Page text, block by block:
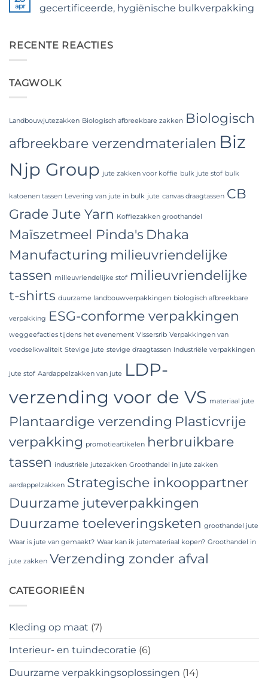
Weaving,
Packaging
The
Ultimate
PP
Woven
from
Supplier
Bangladesh
apr
gecertificeerde, hygiënische bulkverpakking
Food
Grade
High-
RECENTE REACTIES
TAGWOLK
Landbouwjutezakken Biologisch afbreekbare zakken Biologisch
afbreekbare verzendmaterialen Biz
Njp Group jute zakken voor koffie bulk jute stof bulk
katoenen tassen Levering van jute in bulk jute canvas draagtassen CB
Grade Jute Yarn Koffiezakken groothandel
Maïszetmeel Pinda's Dhaka
Manufacturing milieuvriendelijke
tassen milieuvriendelijke stof milieuvriendelijke
t-shirts duurzame landbouwverpakkingen biologisch afbreekbare
verpakking ESG-conforme verpakkingen
weggeefacties tijdens het evenement Vissersrib Verpakkingen van
voedselkwaliteit Stevige jute stevige draagtassen Industriële verpakkingen
jute stof Aardappelzakken van jute
LDP-
verzending voor de VS materiaal jute
Plantaardige verzending Plasticvrije
verpakking promotieartikelen herbruikbare
tassen industriële jutezakken Groothandel in jute zakken
aardappelzakken Strategische inkooppartner
Duurzame juteverpakkingen
Duurzame toeleveringsketen groothandel jute
Waar is jute van gemaakt? Waar kan ik jutemateriaal kopen? Groothandel in
jute zakken Verzending zonder afval
CATEGORIEËN
Kleding op maat (7)
Interieur- en tuindecoratie (6)
Duurzame verpakkingsoplossingen (14)